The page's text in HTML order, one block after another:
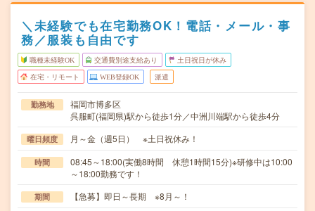
＼未経験でも在宅勤務OK！電話・メール・事
務／服装も自由です
職種未経験OK 交通費別途支給あり 土日祝日が休み
在宅・リモート WEB登録OK 派遣
勤務地
福岡市博多区
呉服町(福岡県)駅から徒歩1分／中洲川端駅から徒歩4分
曜日頻度 月～金（週5日） ※土日祝休み！
時間
08:45～18:00(実働8時間 休憩1時間15分)※研修中は10:00
～18:00勤務です！
期間 【急募】即日～長期 ※8月～！